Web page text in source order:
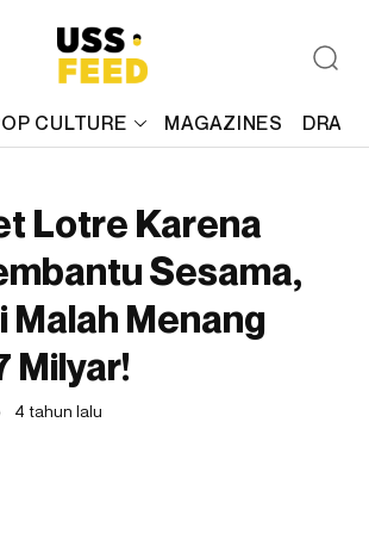
CULTURE MAGAZINES
Lotre Karena
Sesama,
Malah Menang
Milyar!
4 tahun lalu